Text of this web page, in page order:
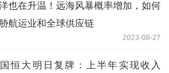
也在升温！远海风暴概率增加，如何
航运业和全球供应链
2023-08-27
恒大明日复牌：上半年实现收入